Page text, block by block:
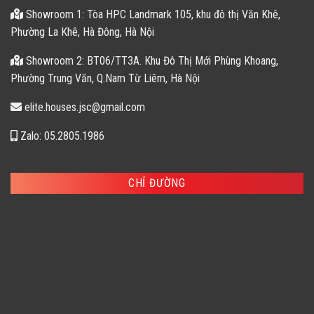
Showroom 1: Tòa HPC Landmark 105, khu đô thị Văn Khê,
Phường La Khê, Hà Đông, Hà Nội
Showroom 2: BT06/TT3A. Khu Đô Thị Mới Phùng Khoang,
Phường Trung Văn, Q.Nam Từ Liêm, Hà Nội
elite.houses.jsc@gmail.com
Zalo: 05.2805.1986
CHỈ ĐƯỜNG